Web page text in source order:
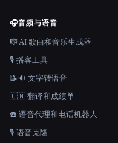
🎧音频与语音
🎼 AI 歌曲和音乐生成器
🎙️ 播客工具
📝🔉 文字转语音
🇺🇳 翻译和成绩单
☎️ 语音代理和电话机器人
🎙️ 语音克隆